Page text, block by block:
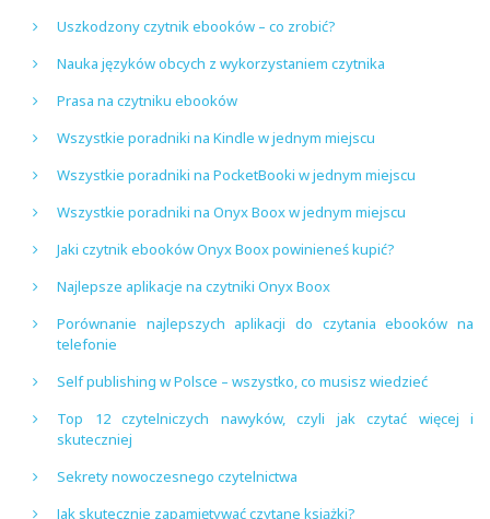
Uszkodzony czytnik ebooków – co zrobić?
Nauka języków obcych z wykorzystaniem czytnika
Prasa na czytniku ebooków
Wszystkie poradniki na Kindle w jednym miejscu
Wszystkie poradniki na PocketBooki w jednym miejscu
Wszystkie poradniki na Onyx Boox w jednym miejscu
Jaki czytnik ebooków Onyx Boox powinieneś kupić?
Najlepsze aplikacje na czytniki Onyx Boox
Porównanie najlepszych aplikacji do czytania ebooków na
telefonie
Self publishing w Polsce – wszystko, co musisz wiedzieć
Top 12 czytelniczych nawyków, czyli jak czytać więcej i
skuteczniej
Sekrety nowoczesnego czytelnictwa
Jak skutecznie zapamiętywać czytane książki?